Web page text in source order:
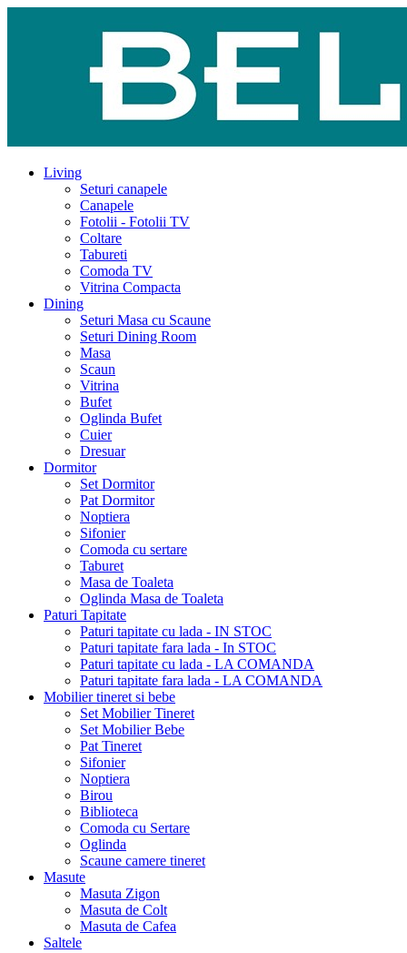
Living
Seturi canapele
Canapele
Fotolii - Fotolii TV
Coltare
Tabureti
Comoda TV
Vitrina Compacta
Dining
Seturi Masa cu Scaune
Seturi Dining Room
Masa
Scaun
Vitrina
Bufet
Oglinda Bufet
Cuier
Dresuar
Dormitor
Set Dormitor
Pat Dormitor
Noptiera
Sifonier
Comoda cu sertare
Taburet
Masa de Toaleta
Oglinda Masa de Toaleta
Paturi Tapitate
Paturi tapitate cu lada - IN STOC
Paturi tapitate fara lada - In STOC
Paturi tapitate cu lada - LA COMANDA
Paturi tapitate fara lada - LA COMANDA
Mobilier tineret si bebe
Set Mobilier Tineret
Set Mobilier Bebe
Pat Tineret
Sifonier
Noptiera
Birou
Biblioteca
Comoda cu Sertare
Oglinda
Scaune camere tineret
Masute
Masuta Zigon
Masuta de Colt
Masuta de Cafea
Saltele